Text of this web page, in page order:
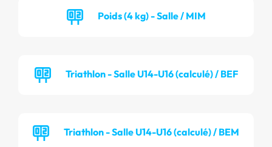
Poids (4 kg) - Salle / MIM
Triathlon - Salle U14-U16 (calculé) / BEF
Triathlon - Salle U14-U16 (calculé) / BEM